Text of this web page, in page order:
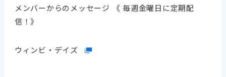
メンバーからのメッセージ 《 毎週金曜日に定期配
信！》
ウィンビ・デイズ